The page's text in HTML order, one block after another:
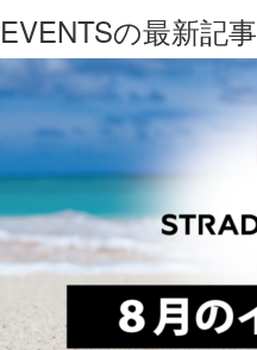
EVENTSの最新記事